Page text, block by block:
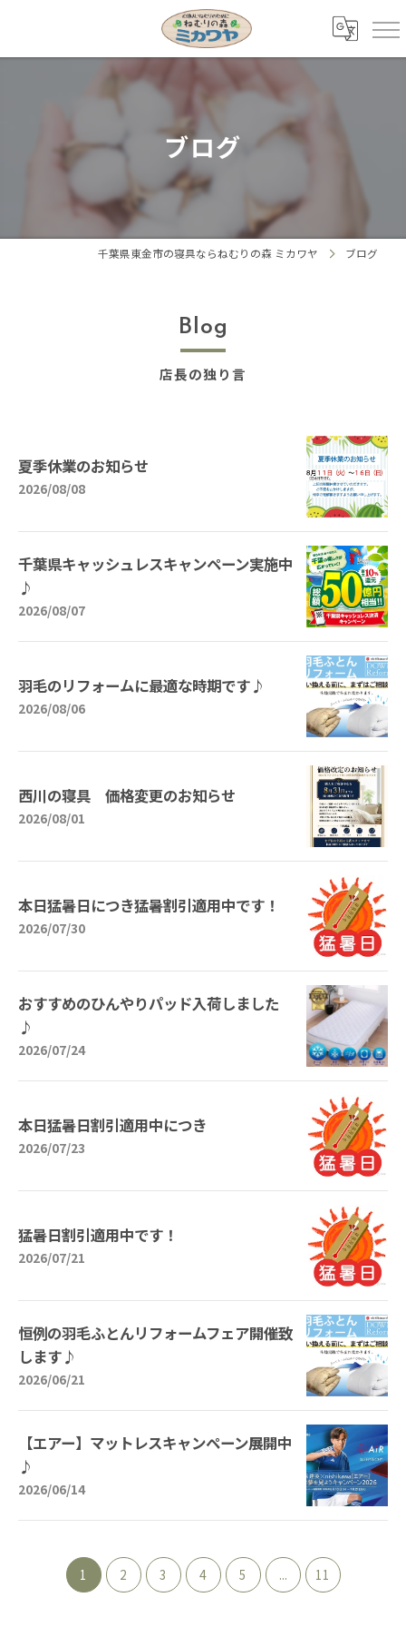
ブログ
千葉県東金市の寝具ならねむりの森 ミカワヤ ブログ
Blog
店長の独り言
夏季休業のお知らせ
2026/08/08
千葉県キャッシュレスキャンペーン実施中
♪
2026/08/07
羽毛のリフォームに最適な時期です♪
2026/08/06
西川の寝具 価格変更のお知らせ
2026/08/01
本日猛暑日につき猛暑割引適用中です！
2026/07/30
おすすめのひんやりパッド入荷しました
♪
2026/07/24
本日猛暑日割引適用中につき
2026/07/23
猛暑日割引適用中です！
2026/07/21
恒例の羽毛ふとんリフォームフェア開催致
します♪
2026/06/21
【エアー】マットレスキャンペーン展開中
♪
2026/06/14
1 2 3 4 5 ... 11